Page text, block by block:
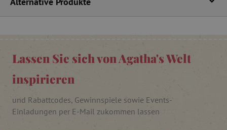
Lassen Sie sich von Agatha's Welt
inspirieren
und Rabattcodes, Gewinnspiele sowie Events-
Einladungen per E-Mail zukommen lassen
.agathaswelt.de